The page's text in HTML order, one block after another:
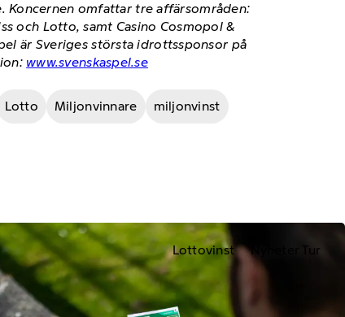
Koncernen omfattar tre affärsområden:
och Lotto, samt Casino Cosmopol &
är Sveriges största idrottssponsor på
www.svenskaspel.se
Lotto Miljonvinnare miljonvinst
Lottovinst Nyheter Tur